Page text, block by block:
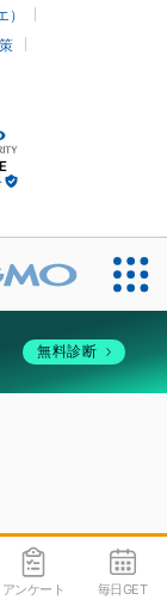
アンケート 毎日GET
無料診断